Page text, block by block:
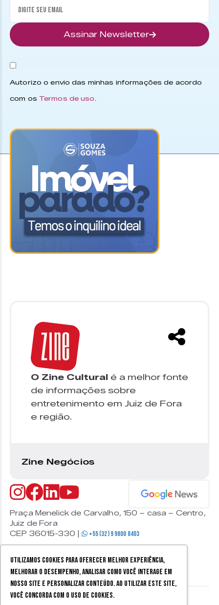
Utilizamos cookies para oferecer melhor experiência,
melhorar o desempenho, analisar como você interage em
nosso site e personalizar conteúdo. Ao utilizar este site,
você concorda com o uso de cookies.
Assinar Newsletter
Autorizo o envio das minhas informações de acordo
com os Termos de uso.
O Zine Cultural é a melhor fonte
de informações sobre
entretenimento em Juiz de Fora
e região.
Zine Negócios
Praça Menelick de Carvalho, 150 – casa – Centro,
Juiz de Fora
CEP 36015-330 |
+55 (32) 9 9800 8403